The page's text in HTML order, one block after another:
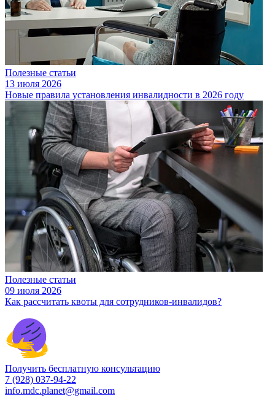
Полезные статьи
13 июля 2026
Новые правила установления инвалидности в 2026 году
Полезные статьи
09 июля 2026
Как рассчитать квоты для сотрудников-инвалидов?
Получить бесплатную консультацию
7 (928) 037-94-22
info.mdc.planet@gmail.com